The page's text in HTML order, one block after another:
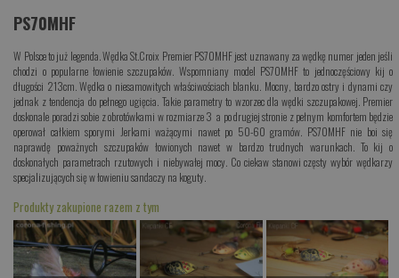
PS70MHF
W Polsce to już legenda. Wędka St.Croix Premier PS70MHF jest uznawany za wędkę numer jeden jeśli
chodzi o popularne łowienie szczupaków. Wspomniany model PS70MHF to jednoczęściowy kij o
długości 213cm. Wędka o niesamowitych właściwościach blanku. Mocny, bardzo ostry i dynami czy
jednak z tendencja do pełnego ugięcia. Takie parametry to wzorzec dla wędki szczupakowej. Premier
doskonale poradzi sobie z obrotówkami w rozmiarze 3 a po drugiej stronie z pełnym komfortem będzie
operował całkiem sporymi Jerkami ważącymi nawet po 50-60 gramów. PS70MHF nie boi się
naprawdę poważnych szczupaków łowionych nawet w bardzo trudnych warunkach. To kij o
doskonałych parametrach rzutowych i niebywałej mocy. Co ciekaw stanowi częsty wybór wędkarzy
specjalizujących się w łowieniu sandaczy na koguty.
Produkty zakupione razem z tym